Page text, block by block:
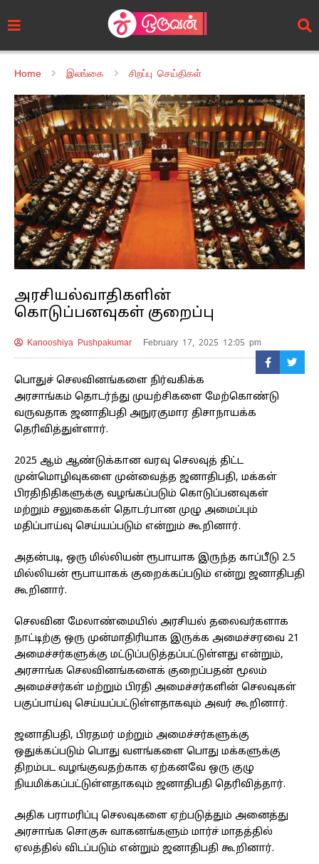
Home இலங்கை சிறப்பு செய்திகள்
அரசியல்வாதிகளின்
கொடுப்பனவுகள் குறைப்பு
Kanooshiya Pushpakumar February 17, 2025 12:05 pm
பொதுச் செலவினங்களை நிர்வகிக்க
அரசாங்கம் தொடர்ந்து முயற்சிகளை மேற்கொண்டு
வருவதாக ஜனாதிபதி அநுரகுமார திசாநாயக்க
தெரிவித்துள்ளார்.
2025 ஆம் ஆண்டுக்கான வரவு செலவுத் திட்ட
முன்மொழிவுகளை முன்வைத்த ஜனாதிபதி, மக்கள்
பிரதிநிதிகளுக்கு வழங்கப்படும் கொடுப்பனவுகள்
மற்றும் சலுகைகள் தொடர்பான முழு அமைப்பும்
மதிப்பாய்வு செய்யப்படும் என்றும் கூறினார்.
அதன்படி, ஒரு மில்லியன் ரூபாயாக இருந்த காப்பீடு 2.5
மில்லியன் ரூபாயாகக் குறைக்கப்படும் என்று ஜனாதிபதி
கூறினார்.
செலவின மேலாண்மையில் அரசியல் தலைவர்களாக
நாட்டிற்கு ஒரு முன்மாதிரியாக இருக்க அமைச்சரவை 21
அமைச்சர்களுக்கு மட்டுப்படுத்தப்பட்டுள்ளது என்றும்,
அரசாங்க செலவினங்களைக் குறைப்பதன் மூலம்
அமைச்சர்கள் மற்றும் பிரதி அமைச்சர்களின் செலவுகள்
பகுப்பாய்வு செய்யப்பட்டுள்ளதாகவும் அவர் கூறினார்.
ஜனாதிபதி, பிரதமர் மற்றும் அமைச்சர்களுக்கு
ஒதுக்கப்படும் பொது வளங்களை பொது மக்களுக்கு
திறம்பட வழங்குவதற்காக ஏற்கனவே ஒரு குழு
நியமிக்கப்பட்டுள்ளதாகவும் ஜனாதிபதி தெரிவித்தார்.
அதிக பராமரிப்பு செலவுகளை ஏற்படுத்தும் அனைத்து
அரசாங்க சொகுசு வாகனங்களும் மார்ச் மாதத்தில்
ஏலத்தில் விடப்படும் என்றும் ஜனாதிபதி கூறினார்.